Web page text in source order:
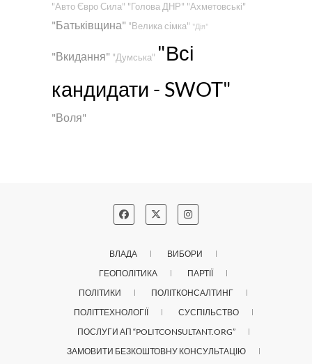
"Авто Євро Сила" "Голова ДНР" "Ахметовські"
"Батьківщина" "Велика сімка" "Дія"
"Вкидання" "Думська" "Всі
кандидати - SWOT"
"Воля"
ВЛАДА
ВИБОРИ
ГЕОПОЛІТИКА
ПАРТІЇ
ПОЛІТИКИ
ПОЛІТКОНСАЛТИНГ
ПОЛІТТЕХНОЛОГІЇ
СУСПІЛЬСТВО
ПОСЛУГИ АП “POLITCONSULTANT.ORG”
ЗАМОВИТИ БЕЗКОШТОВНУ КОНСУЛЬТАЦІЮ